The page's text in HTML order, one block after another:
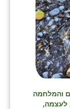
והמלחמה
לעצמה,